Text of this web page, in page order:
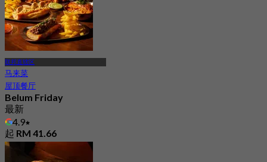
联邦直辖区
马来菜
屋顶餐厅
Belum Friday
最新
4.9
起 RM 41.66